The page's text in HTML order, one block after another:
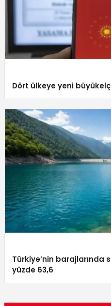
Dört ülkeye yeni
Türkiye’nin barajlarında
yüzde 63,6